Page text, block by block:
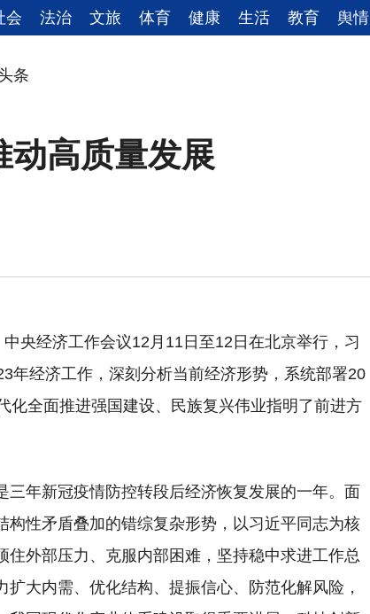
会 法治 文旅 体育 健康 生活 教育 舆情
条
动高质量发展
央经济工作会议12月11日至12日在北京举行，习
年经济工作，深刻分析当前经济形势，系统部署20
化全面推进强国建设、民族复兴伟业指明了前进方
年新冠疫情防控转段后经济恢复发展的一年。面
性矛盾叠加的错综复杂形势，以习近平同志为核
外部压力、克服内部困难，坚持稳中求进工作总
大内需、优化结构、提振信心、防范化解风险，